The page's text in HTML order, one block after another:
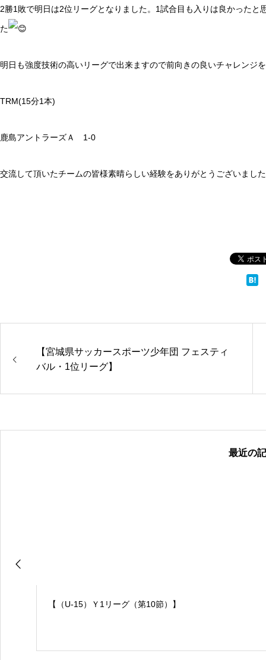
2勝1敗で明日は2位リーグとなりました。1試合目も入りは良かった
た
明日も強度技術の高いリーグで出来ますので前向きの良いチャレンジ
TRM(15分1本)
鹿島アントラーズＡ 1-0
交流して頂いたチームの皆様素晴らしい経験をありがとうございまし
【宮城県サッカースポーツ少年団 フェスティ
バル・1位リーグ】
最近の
【（U-15）Ｙ1リーグ（第10節）】